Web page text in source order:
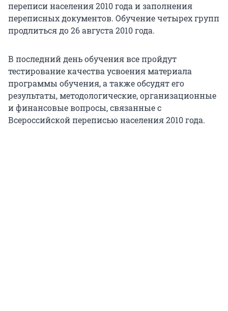
переписи населения 2010 года и заполнения
переписных документов. Обучение четырех групп
продлиться до 26 августа 2010 года.
В последний день обучения все пройдут
тестирование качества усвоения материала
программы обучения, а также обсудят его
результаты, методологические, организационные
и финансовые вопросы, связанные с
Всероссийской переписью населения 2010 года.